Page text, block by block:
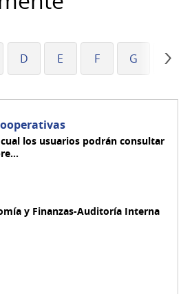
D E F G H
los usuarios podrán consultar
y Finanzas-Auditoría Interna